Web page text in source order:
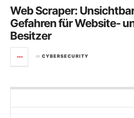
Web Scraper:
Gefahren für Website-
Besitzer
in CYBERSECURITY